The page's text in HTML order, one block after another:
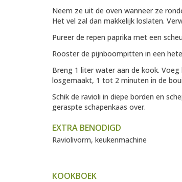
Neem ze uit de oven wanneer ze
Het vel zal dan makkelijk loslaten.
Pureer de repen paprika met een
Rooster de pijnboompitten in een
Breng 1 liter water aan de kook.
losgemaakt, 1 tot 2 minuten in de
Schik de ravioli in diepe borden en
geraspte schapenkaas over.
EXTRA BENODIGD
Raviolivorm, keukenmachine
KOOKBOEK